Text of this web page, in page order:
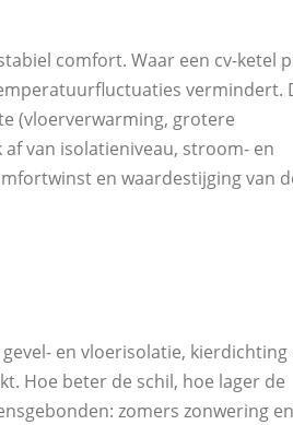
comfort. Waar een cv-ketel
vermindert.
(vloerverwarming, grotere
van isolatieniveau, stroom- en
en waardestijging van
en vloerisolatie, kierdichting
Hoe beter de schil, hoe lager de
zomers zonwering en